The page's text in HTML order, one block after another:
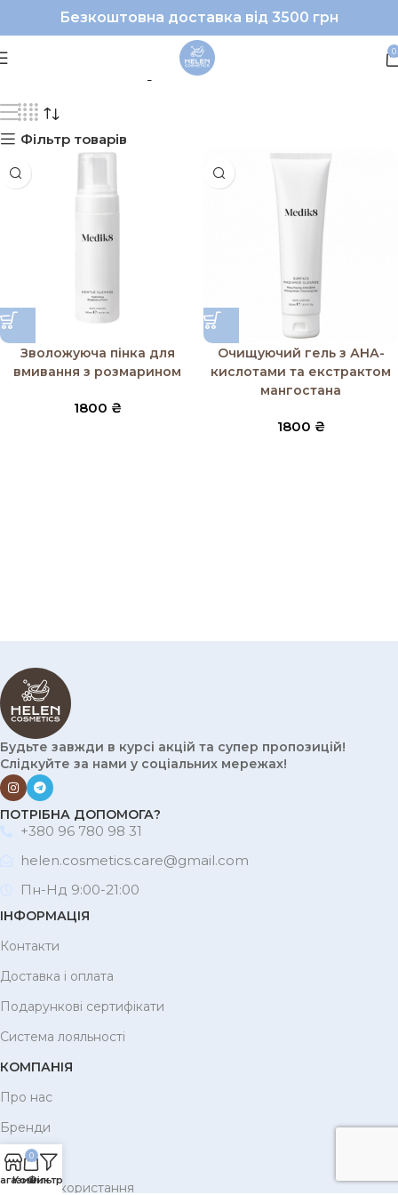
Безкоштовна доставка від 3500 грн
0
#Medik8|#очищення
Фільтр товарів
Зволожуюча пінка для
вмивання з розмарином
1800 ₴
Очищуючий гель з АНА-
кислотами та екстрактом
мангостана
1800 ₴
Будьте завжди в курсі акцій та супер пропозицій!
Слідкуйте за нами у соціальних мережах!
ПОТРІБНА ДОПОМОГА?
+380 96 780 98 31
helen.cosmetics.care@gmail.com
Пн-Нд 9:00-21:00
ІНФОРМАЦІЯ
Контакти
Доставка і оплата
Подарункові сертифікати
Система лояльності
КОМПАНІЯ
Про нас
Бренди
Корисне
Умови використання
0
Кошик
Фільтри